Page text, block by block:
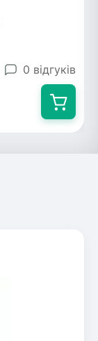
0 відгуків